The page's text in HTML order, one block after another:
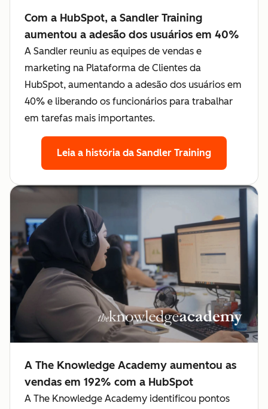
Com a HubSpot, a Sandler Training
aumentou a adesão dos usuários em 40%
A Sandler reuniu as equipes de vendas e
marketing na Plataforma de Clientes da
HubSpot, aumentando a adesão dos usuários em
40% e liberando os funcionários para trabalhar
em tarefas mais importantes.
Leia a história da Sandler Training
A The Knowledge Academy aumentou as
vendas em 192% com a HubSpot
A The Knowledge Academy identificou pontos